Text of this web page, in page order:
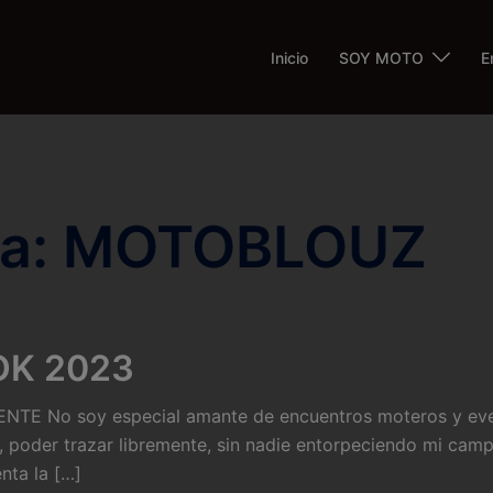
Inicio SOY MOTO
MOTOBLOUZ
2023
No soy especial amante de encuentros moteros y
trazar libremente, sin nadie entorpeciendo mi
la […]